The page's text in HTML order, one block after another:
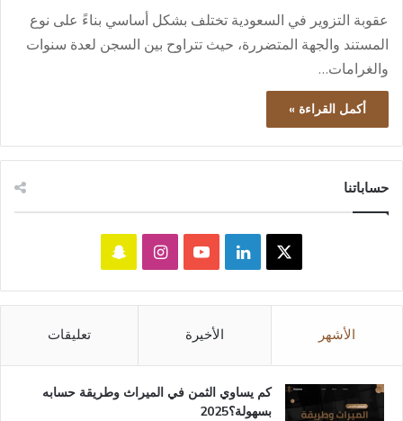
عقوبة التزوير في السعودية تختلف بشكل أساسي بناءً على نوع
المستند والجهة المتضررة، حيث تتراوح بين السجن لعدة سنوات
والغرامات…
أكمل القراءة »
حساباتنا
لينكدإن‫YouTubeانستقرامسناب
تشات
الأشهر الأخيرة تعليقات
كم يساوي الثمن في الميراث​ وطريقة حسابه
بسهولة؟2025